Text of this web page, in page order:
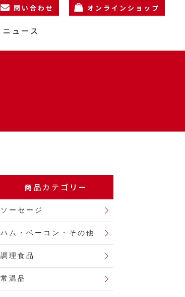
ニュース
問い合わせ オンラインショップ
商品カテゴリー
ソーセージ
ハム・ベーコン・その他
調理食品
常温品